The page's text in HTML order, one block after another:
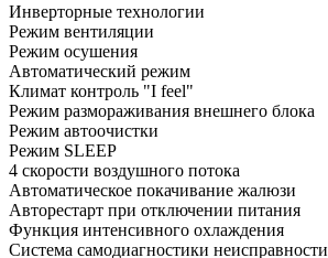
Инверторные технологии
Режим вентиляции
Режим осушения
Автоматический режим
Климат контроль "I feel"
Режим размораживания внешнего блока
Режим автоочистки
Режим SLEEP
4 скорости воздушного потока
Автоматическое покачивание жалюзи
Авторестарт при отключении питания
Функция интенсивного охлаждения
Система самодиагностики неисправности